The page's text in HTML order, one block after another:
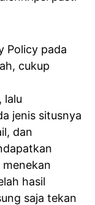
Policy pada
cukup
, lalu
jenis situsnya
dan
hasil
saja tekan